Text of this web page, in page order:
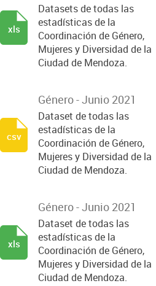
Datasets de todas las
estadísticas de la
Coordinación de Género,
Mujeres y Diversidad de la
Ciudad de Mendoza.
xls
Género - Junio 2021
Dataset de todas las
estadísticas de la
Coordinación de Género,
Mujeres y Diversidad de la
Ciudad de Mendoza.
csv
Género - Junio 2021
Dataset de todas las
estadísticas de la
Coordinación de Género,
Mujeres y Diversidad de la
Ciudad de Mendoza.
xls